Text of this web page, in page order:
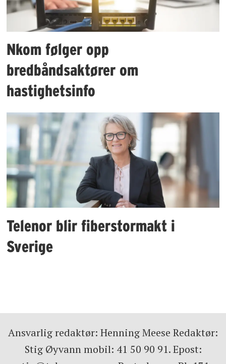
Nkom følger opp
bredbåndsaktører om
hastighetsinfo
Telenor blir fiberstormakt i
Sverige
Ansvarlig redaktør: Henning Meese Redaktør:
Stig Øyvann mobil: 41 50 90 91. Epost: